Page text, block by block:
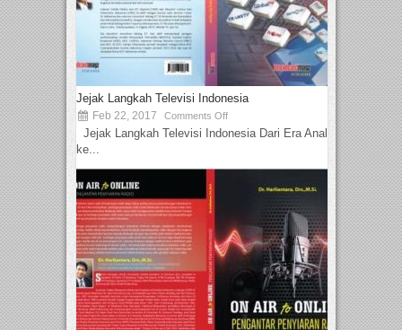
Jejak Langkah Televisi Indonesia
Feb 22, 2017 Comments Off
Jejak Langkah Televisi Indonesia Dari Era Analog
ke...